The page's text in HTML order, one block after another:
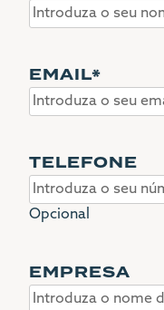
EMAIL*
TELEFONE
Opcional
EMPRESA